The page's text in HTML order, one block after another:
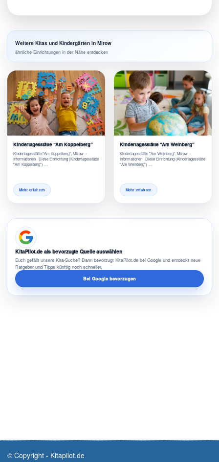
Weitere Kitas und Kindergärten in Mirow
ähnliche Einrichtungen in der Nähe entdecken
Kindertagesstätte “Am Koppelberg”
Kindertagesstätte "Am Koppelberg", Mirow -
Informationen Diese Einrichtung (Kindertagesstätte
"Am Koppelberg") …
Mehr erfahren
Kindertagesstätte “Am Weinberg”
Kindertagesstätte "Am Weinberg", Mirow -
Informationen Diese Einrichtung (Kindertagesstätte
"Am Weinberg") …
Mehr erfahren
KitaPilot.de als bevorzugte Quelle auswählen
Euch gefällt unsere Kita-Suche? Dann bevorzugt KitaPilot.de bei Google und entdeckt neue
Ratgeber und Tipps künftig noch schneller.
Bei Google bevorzugen
© Copyright - Kitapilot.de